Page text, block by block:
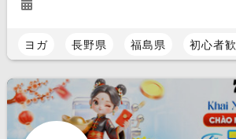
ヨガ 長野県 福島県 初心者